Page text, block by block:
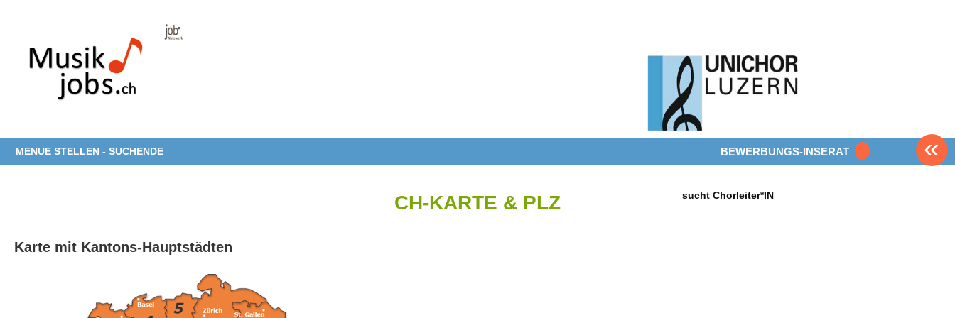
sucht Chorleiter*IN
MENUE STELLEN - SUCHENDE BEWERBUNGS-INSERAT «
CH-KARTE & PLZ
Karte mit Kantons-Hauptstädten